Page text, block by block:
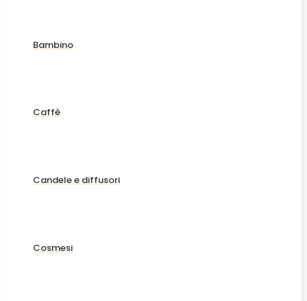
Bambino
Caffè
Candele e diffusori
Cosmesi